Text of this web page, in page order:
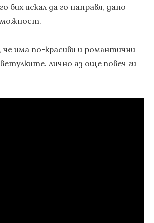
бих искал да го направя, дано
има по-красиви и романтични
Лично аз още повеч ги